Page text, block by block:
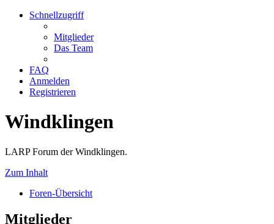
Schnellzugriff
Mitglieder
Das Team
FAQ
Anmelden
Registrieren
Windklingen
LARP Forum der Windklingen.
Zum Inhalt
Foren-Übersicht
Mitglieder